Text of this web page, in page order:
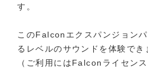
す。
このFalconエクスパンジョン
るレベルのサウンドを体験でき
（ご利用にはFalconライセン